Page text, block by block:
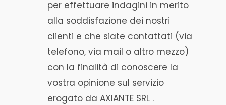
per effettuare indagini in merito
alla soddisfazione dei nostri
clienti e che siate contattati (via
telefono, via mail o altro mezzo)
con la finalità di conoscere la
vostra opinione sul servizio
erogato da AXIANTE SRL .